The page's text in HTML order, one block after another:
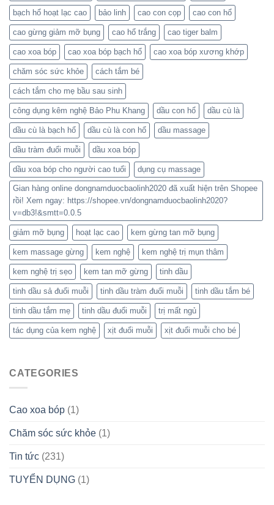
bạch hổ hoạt lạc cao bảo linh cao con cọp cao con hổ
cao gừng giảm mỡ bụng cao hổ trắng cao tiger balm
cao xoa bóp cao xoa bóp bạch hổ cao xoa bóp xương khớp
chăm sóc sức khỏe cách tắm bé
cách tắm cho mẹ bầu sau sinh
công dụng kêm nghệ Bảo Phu Khang dầu con hổ dầu cù là
dầu cù là bạch hổ dầu cù là con hổ dầu massage
dầu tràm đuổi muỗi dầu xoa bóp
dầu xoa bóp cho người cao tuổi dụng cụ massage
Gian hàng online dongnamduocbaolinh2020 đã xuất hiện trên Shopee
rồi! Xem ngay: https://shopee.vn/dongnamduocbaolinh2020?
v=db3!&smtt=0.0.5
giảm mỡ bụng hoạt lạc cao kem gừng tan mỡ bụng
kem massage gừng kem nghệ kem nghệ trị mụn thâm
kem nghệ trị sẹo kem tan mỡ gừng tinh dầu
tinh dầu sả đuổi muỗi tinh dầu tràm đuổi muỗi tinh dầu tắm bé
tinh dầu tắm mẹ tinh dầu đuổi muỗi trị mất ngủ
tác dụng của kem nghệ xịt đuổi muỗi xịt đuổi muỗi cho bé
CATEGORIES
Cao xoa bóp (1)
Chăm sóc sức khỏe (1)
Tin tức (231)
TUYỂN DỤNG (1)